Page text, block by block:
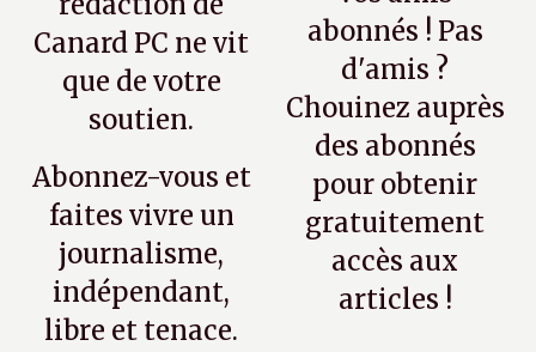
Canard PC ne vit
que de votre
soutien.
Abonnez-vous et
faites vivre un
journalisme,
indépendant,
libre et tenace.
abonnés ! Pas
d'amis ?
Chouinez auprès
des abonnés
pour obtenir
gratuitement
accès aux
articles !